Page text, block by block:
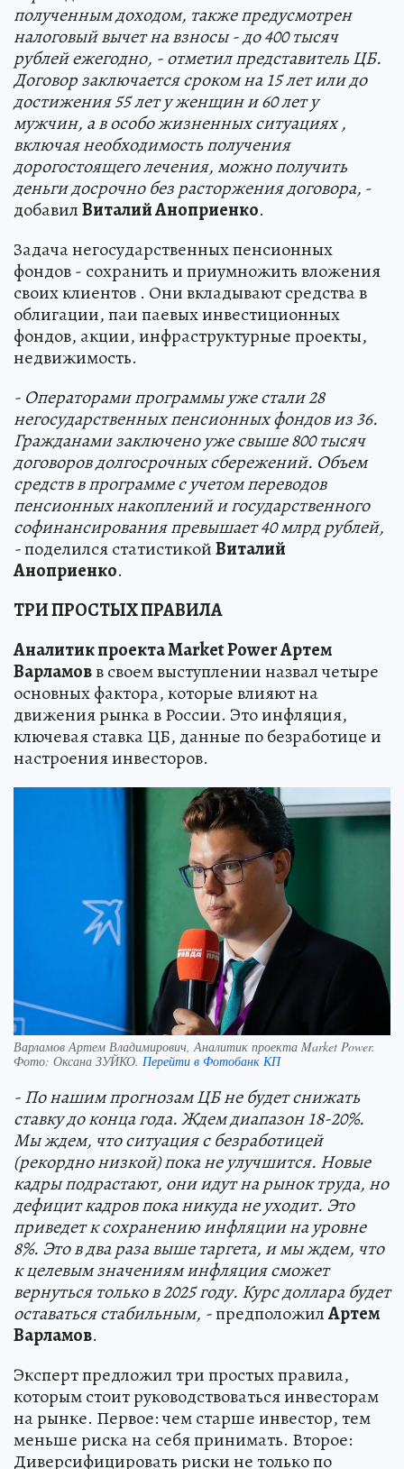
полученным доходом, также предусмотрен
налоговый вычет на взносы - до 400 тысяч
рублей ежегодно, - отметил представитель ЦБ.
Договор заключается сроком на 15 лет или до
достижения 55 лет у женщин и 60 лет у
мужчин, а в особо жизненных ситуациях ,
включая необходимость получения
дорогостоящего лечения, можно получить
деньги досрочно без расторжения договора, -
добавилВиталий Аноприенко.
Задача негосударственных пенсионных
фондов - сохранить и приумножить вложения
своих клиентов . Они вкладывают средства в
облигации, паи паевых инвестиционных
фондов, акции, инфраструктурные проекты,
недвижимость.
- Операторами программы уже стали 28
негосударственных пенсионных фондов из 36.
Гражданами заключено уже свыше 800 тысяч
договоров долгосрочных сбережений. Объем
средств в программе с учетом переводов
пенсионных накоплений и государственного
софинансирования превышает 40 млрд рублей,
-поделился статистикойВиталий
Аноприенко.
ТРИ ПРОСТЫХ ПРАВИЛА
Аналитик проекта Market Power Артем
Варламовв своем выступлении назвал четыре
основных фактора, которые влияют на
движения рынка в России. Это инфляция,
ключевая ставка ЦБ, данные по безработице и
настроения инвесторов.
Варламов Артем Владимирович, Аналитик проекта Market Power.
Фото: Оксана ЗУЙКО. Перейти в Фотобанк КП
- По нашим прогнозам ЦБ не будет снижать
ставку до конца года. Ждем диапазон 18-20%.
Мы ждем, что ситуация с безработицей
(рекордно низкой) пока не улучшится. Новые
кадры подрастают, они идут на рынок труда, но
дефицит кадров пока никуда не уходит. Это
приведет к сохранению инфляции на уровне
8%. Это в два раза выше таргета, и мы ждем, что
к целевым значениям инфляция сможет
вернуться только в 2025 году. Курс доллара будет
оставаться стабильным, -предположилАртем
Варламов.
Эксперт предложил три простых правила,
которым стоит руководствоваться инвесторам
на рынке. Первое: чем старше инвестор, тем
меньше риска на себя принимать. Второе:
Диверсифицировать риски не только по